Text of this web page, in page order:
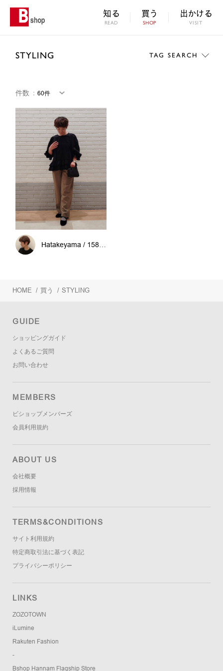
知る
READ
買う
SHOP
出かける
VISIT
STYLING TAG SEARCH
件数 ：
HOME / 買う / STYLING
GUIDE
ショッピングガイド
よくあるご質問
お問い合わせ
MEMBERS
ビショップメンバーズ
会員利用規約
ABOUT US
会社概要
採用情報
TERMS&CONDITIONS
サイト利用規約
特定商取引法に基づく表記
プライバシーポリシー
LINKS
ZOZOTOWN
iLumine
Rakuten Fashion
-
Bshop Hannam Flagship Store